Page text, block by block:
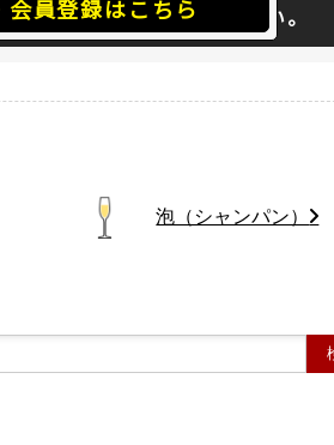
佐川急便のHPをご確認下さい。
泡（シャンパン）